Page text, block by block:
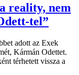
reality, nem
tel”
adott az Exek
Kármán Odettet.
térhetett vissza a